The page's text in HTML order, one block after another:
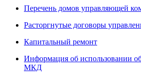
Перечень домов управляющей
Расторгнутые договоры
Капитальный ремонт
Информация об использовании
МКД